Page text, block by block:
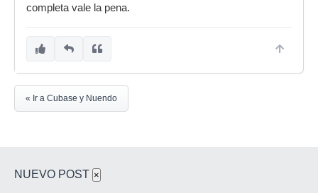
completa vale la pena.
« Ir a Cubase y Nuendo
NUEVO POST ×